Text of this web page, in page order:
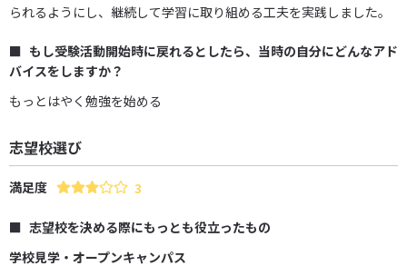
られるようにし、継続して学習に取り組める工夫を実践しました。
もし受験活動開始時に戻れるとしたら、当時の自分にどんなアド
バイスをしますか？
もっとはやく勉強を始める
志望校選び
満足度 3
志望校を決める際にもっとも役立ったもの
学校見学・オープンキャンパス